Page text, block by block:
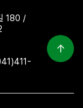
180 /